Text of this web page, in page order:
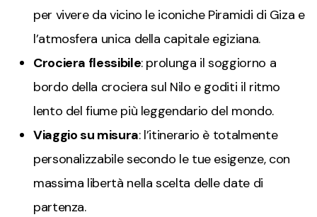
per vivere da vicino le iconiche Piramidi di Giza e
l’atmosfera unica della capitale egiziana.
Crociera flessibile: prolunga il soggiorno a
bordo della crociera sul Nilo e goditi il ritmo
lento del fiume più leggendario del mondo.
Viaggio su misura: l’itinerario è totalmente
personalizzabile secondo le tue esigenze, con
massima libertà nella scelta delle date di
partenza.